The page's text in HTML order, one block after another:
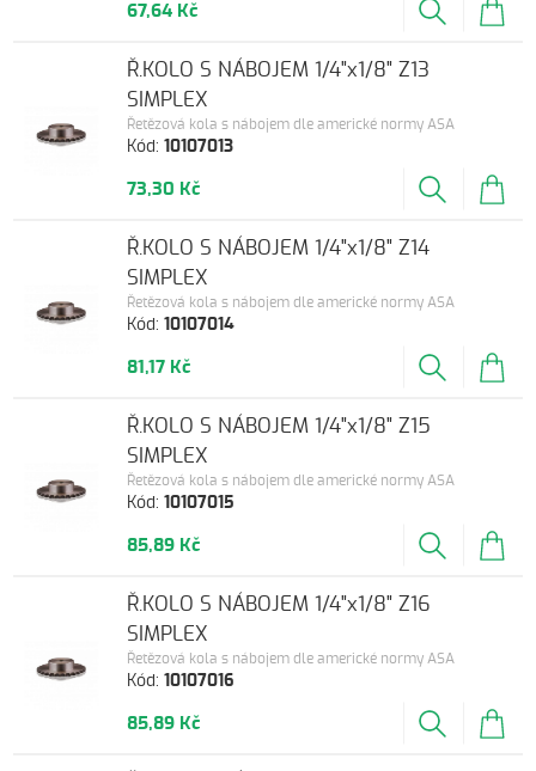
67,64 Kč
Kód:10107013
Řetězová kola s nábojem dle americké normy ASA
Ř.KOLO S NÁBOJEM 1/4"x1/8" Z13
SIMPLEX
73,30 Kč
Kód:10107014
Řetězová kola s nábojem dle americké normy ASA
Ř.KOLO S NÁBOJEM 1/4"x1/8" Z14
SIMPLEX
81,17 Kč
Kód:10107015
Řetězová kola s nábojem dle americké normy ASA
Ř.KOLO S NÁBOJEM 1/4"x1/8" Z15
SIMPLEX
85,89 Kč
Kód:10107016
Řetězová kola s nábojem dle americké normy ASA
Ř.KOLO S NÁBOJEM 1/4"x1/8" Z16
SIMPLEX
85,89 Kč